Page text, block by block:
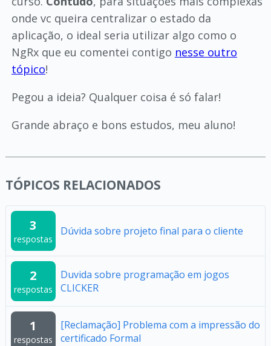
onde vc queira centralizar o estado da
aplicação, o ideal seria utilizar algo como o
NgRx que eu comentei contigo nesse outro
tópico!
Pegou a ideia? Qualquer coisa é só falar!
Grande abraço e bons estudos, meu aluno!
TÓPICOS RELACIONADOS
3
respostas
Dúvida sobre projeto final para o cliente
2
respostas
Duvida sobre programação em jogos
CLICKER
1
respostas
[Reclamação] Problema com a impressão do
certificado Formal